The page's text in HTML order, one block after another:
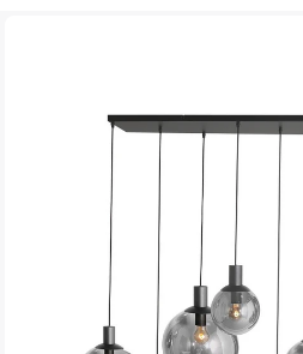
afbeeldingen-